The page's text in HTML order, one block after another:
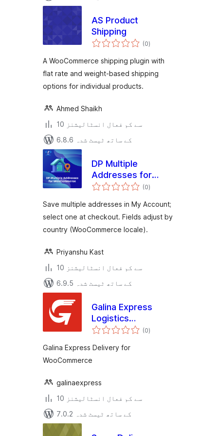
AS Product
Shipping
(0مجموعی
درجہ
)
A WooCommerce shipping plugin with
flat rate and weight-based shipping
options for individual products.
Ahmed Shaikh
10 سے کم فعال انسٹالیشنز
6.8.6 کے ساتھ ٹیسٹ شدہ
DP Multiple
Addresses for
WooCommerce
(0مجموعی
درجہ
)
Save multiple addresses in My Account;
select one at checkout. Fields adjust by
country (WooCommerce locale).
Priyanshu Kast
10 سے کم فعال انسٹالیشنز
6.9.5 کے ساتھ ٹیسٹ شدہ
Galina Express
Logistics
Integration
(0مجموعی
درجہ
)
Galina Express Delivery for
WooCommerce
galinaexpress
10 سے کم فعال انسٹالیشنز
7.0.2 کے ساتھ ٹیسٹ شدہ